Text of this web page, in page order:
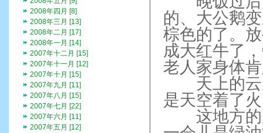
的、大公鹅
棕色的了。
成大红牛了
老人家身体
天上的云
是天空着了
这地方的
2008年四月 [8]
2008年三月 [13]
2008年二月 [17]
2008年一月 [14]
2007年十二月 [15]
2007年十一月 [12]
2007年十月 [15]
2007年九月 [11]
2007年八月 [15]
2007年七月 [22]
2007年六月 [11]
2007年五月 [12]